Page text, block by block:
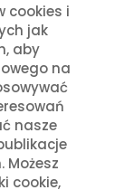
cookies i
jak
aby
na
nasze
Możesz
cookie,